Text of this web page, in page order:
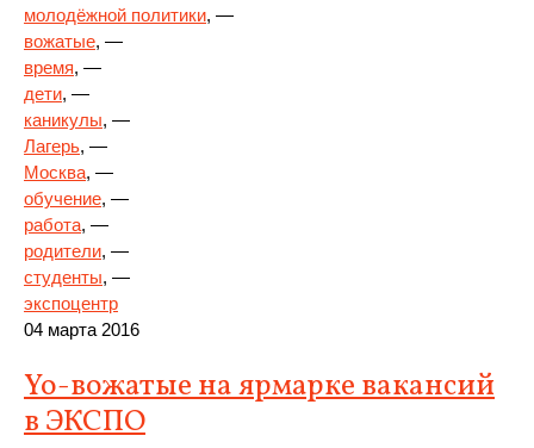
молодёжной политики, —
вожатые, —
время, —
дети, —
каникулы, —
Лагерь, —
Москва, —
обучение, —
работа, —
родители, —
студенты, —
экспоцентр
04 марта 2016
Yo-вожатые на ярмарке вакансий
в ЭКСПО